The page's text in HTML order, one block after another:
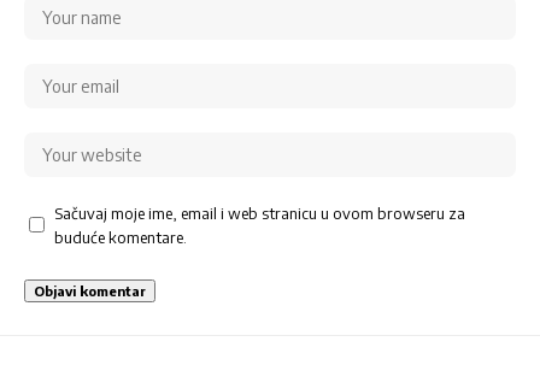
Sačuvaj moje ime, email i web stranicu u ovom browseru za
buduće komentare.